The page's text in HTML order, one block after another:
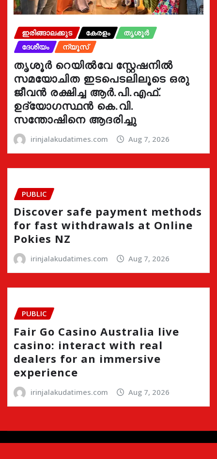
ഇരിങ്ങാലക്കുട കേരളം
തൃശൂർ
ദേശീയം
ന്യൂസ്
തൃശൂർ റെയിൽവേ സ്റ്റേഷനിൽ
സമയോചിത ഇടപെടലിലൂടെ ഒരു
ജീവൻ രക്ഷിച്ച ആർ.പി.എഫ്.
ഉദ്യോഗസ്ഥൻ കെ.വി.
സന്തോഷിനെ ആദരിച്ചു
irinjalakudatimes.com Aug 7, 2026
PUBLIC
Discover safe payment methods
for fast withdrawals at Online
Pokies NZ
irinjalakudatimes.com Aug 7, 2026
PUBLIC
Fair Go Casino Australia live
casino: interact with real
dealers for an immersive
experience
irinjalakudatimes.com Aug 7, 2026